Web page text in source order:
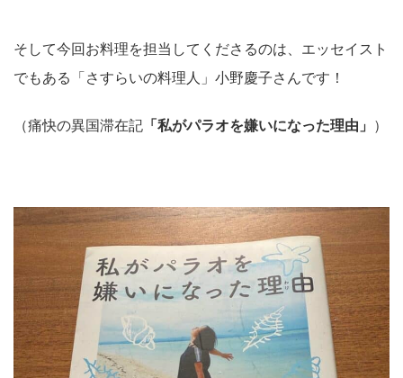
そして今回お料理を担当してくださるのは、エッセイスト
でもある「さすらいの料理人」小野慶子さんです！
（痛快の異国滞在記 「 私がパラオを嫌いになった理由 」 ）